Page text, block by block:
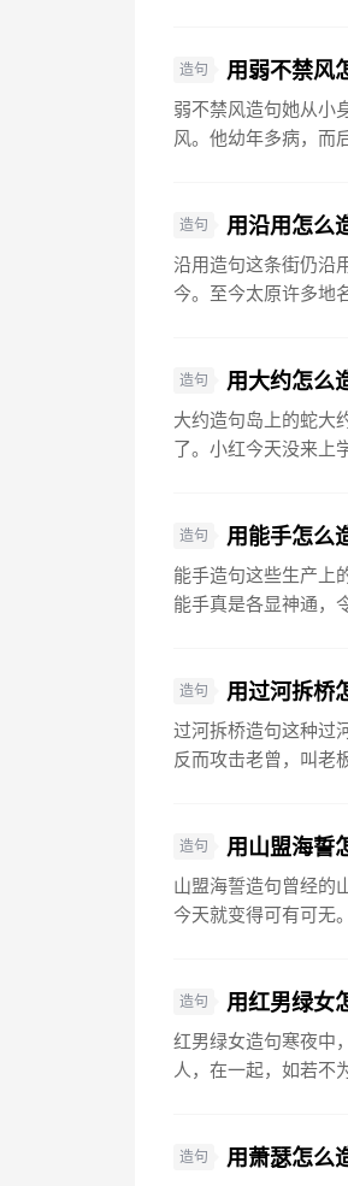
造句 用弱不禁风
弱不禁风造句她从小
风。他幼年多病，而
造句 用沿用怎么
沿用造句这条街仍沿
今。至今太原许多地
造句 用大约怎么
大约造句岛上的蛇大
了。小红今天没来上
造句 用能手怎么
能手造句这些生产上
能手真是各显神通，
造句 用过河拆桥
过河拆桥造句这种过
反而攻击老曾，叫老
造句 用山盟海誓
山盟海誓造句曾经的
今天就变得可有可无
造句 用红男绿女
红男绿女造句寒夜中
人，在一起，如若不
造句 用萧瑟怎么